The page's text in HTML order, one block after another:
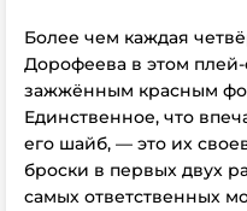
Более чем каждая
Дорофеева в этом
зажжённым красным
Единственное, что
его шайб, — это их
броски в первых двух
самых ответственных